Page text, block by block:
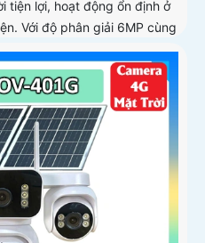
tiện lợi, hoạt động ổn định ở
Với độ phân giải 6MP cùng